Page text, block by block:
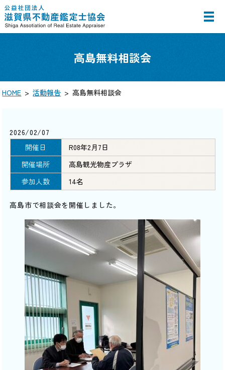
高島無料相談会
HOME 活動報告 高島無料相談会
2026/02/07
開催日
R08年2月7日
開催場所
高島観光物産プラザ
参加人数
14名
高島市で相談会を開催しました。